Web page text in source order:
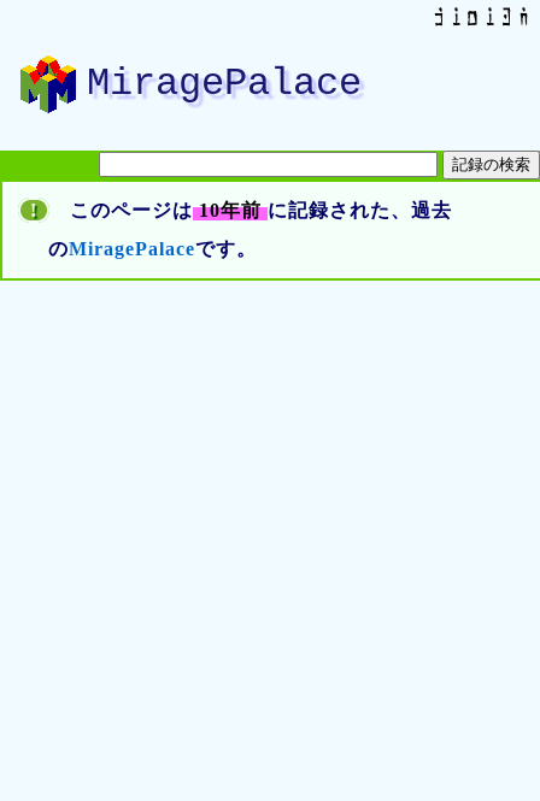
MiragePalace
! このページは10年前に記録された、過去
のMiragePalaceです。